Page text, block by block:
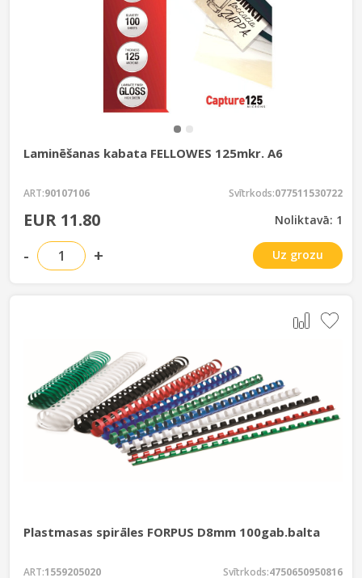
Laminēšanas kabata FELLOWES 125mkr. A6
ART:90107106 Svītrkods:077511530722
EUR 11.80 Noliktavā: 1
- + Uz grozu
Plastmasas spirāles FORPUS D8mm 100gab.balta
ART:1559205020 Svītrkods:4750650950816